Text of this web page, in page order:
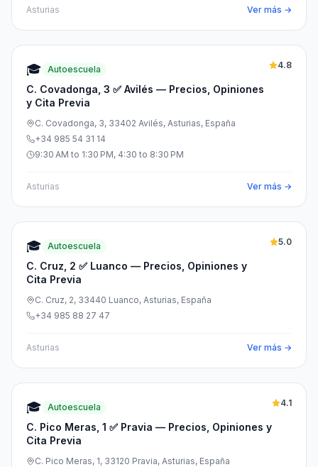
Asturias Ver más →
🎓 Autoescuela
C. Covadonga, 3 ✅ Avilés — Precios, Opiniones
y Cita Previa
4.8
C. Covadonga, 3, 33402 Avilés, Asturias, España
+34 985 54 31 14
9:30 AM to 1:30 PM, 4:30 to 8:30 PM
Asturias Ver más →
🎓 Autoescuela
C. Cruz, 2 ✅ Luanco — Precios, Opiniones y
Cita Previa
5.0
C. Cruz, 2, 33440 Luanco, Asturias, España
+34 985 88 27 47
Asturias Ver más →
🎓 Autoescuela
C. Pico Meras, 1 ✅ Pravia — Precios, Opiniones y
Cita Previa
4.1
C. Pico Meras, 1, 33120 Pravia, Asturias, España